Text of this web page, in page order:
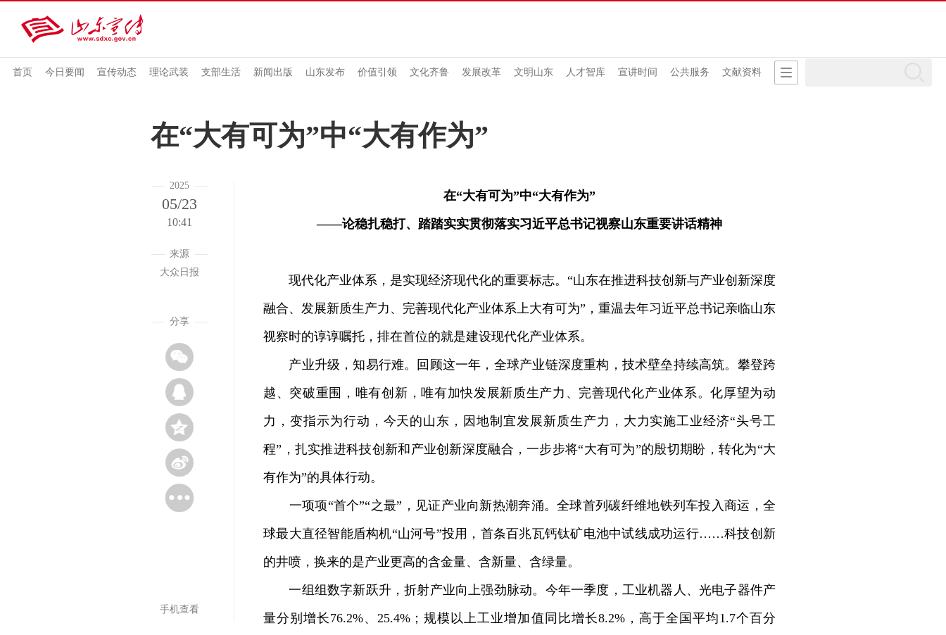
首页 今日要闻 宣传动态 理论武装 支部生活 新闻出版 山东发布 价值引领 文化齐鲁 发展改革 文明山东 人才智库 宣讲时间 公共服务 文献资料
在“大有可为”中“大有作为”
2025
05/23
10:41
来源
大众日报
分享
手机查看
在“大有可为”中“大有作为”
——论稳扎稳打、踏踏实实贯彻落实习近平总书记视察山东重要讲话精神
现代化产业体系，是实现经济现代化的重要标志。“山东在推进科技创新与产业创新深度
融合、发展新质生产力、完善现代化产业体系上大有可为”，重温去年习近平总书记亲临山东
视察时的谆谆嘱托，排在首位的就是建设现代化产业体系。
产业升级，知易行难。回顾这一年，全球产业链深度重构，技术壁垒持续高筑。攀登跨
越、突破重围，唯有创新，唯有加快发展新质生产力、完善现代化产业体系。化厚望为动
力，变指示为行动，今天的山东，因地制宜发展新质生产力，大力实施工业经济“头号工
程”，扎实推进科技创新和产业创新深度融合，一步步将“大有可为”的殷切期盼，转化为“大
有作为”的具体行动。
一项项“首个”“之最”，见证产业向新热潮奔涌。全球首列碳纤维地铁列车投入商运，全
球最大直径智能盾构机“山河号”投用，首条百兆瓦钙钛矿电池中试线成功运行……科技创新
的井喷，换来的是产业更高的含金量、含新量、含绿量。
一组组数字新跃升，折射产业向上强劲脉动。今年一季度，工业机器人、光电子器件产
量分别增长76.2%、25.4%；规模以上工业增加值同比增长8.2%，高于全国平均1.7个百分